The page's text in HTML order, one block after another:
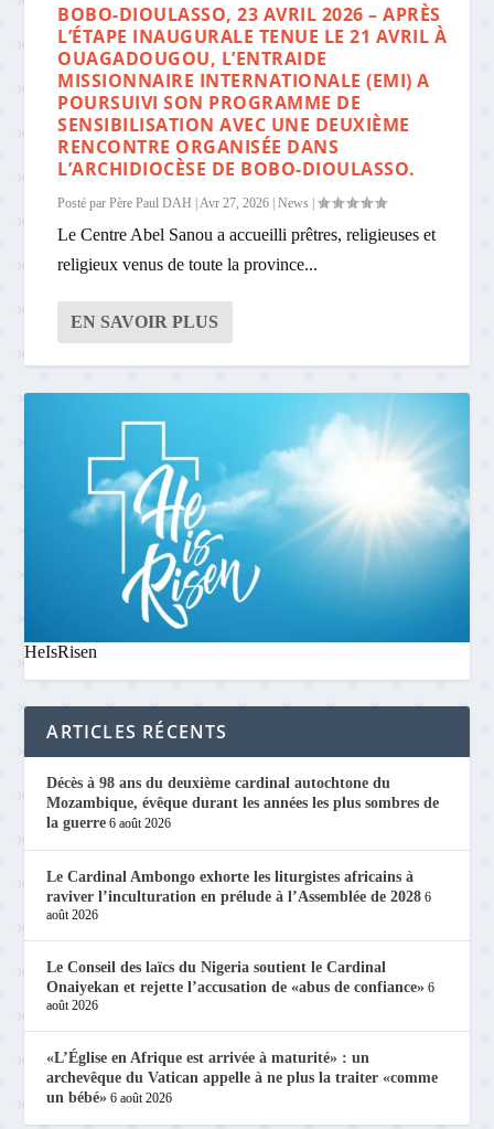
BOBO-DIOULASSO, 23 AVRIL 2026 – APRÈS
L’ÉTAPE INAUGURALE TENUE LE 21 AVRIL À
OUAGADOUGOU, L’ENTRAIDE
MISSIONNAIRE INTERNATIONALE (EMI) A
POURSUIVI SON PROGRAMME DE
SENSIBILISATION AVEC UNE DEUXIÈME
RENCONTRE ORGANISÉE DANS
L’ARCHIDIOCÈSE DE BOBO-DIOULASSO.
Posté parPère Paul DAH | Avr 27, 2026 |News |
Le Centre Abel Sanou a accueilli prêtres, religieuses et
religieux venus de toute la province...
EN SAVOIR PLUS
HeIsRisen
ARTICLES RÉCENTS
Décès à 98 ans du deuxième cardinal autochtone du
Mozambique, évêque durant les années les plus sombres de
la guerre 6 août 2026
Le Cardinal Ambongo exhorte les liturgistes africains à
raviver l’inculturation en prélude à l’Assemblée de 2028 6
août 2026
Le Conseil des laïcs du Nigeria soutient le Cardinal
Onaiyekan et rejette l’accusation de «abus de confiance» 6
août 2026
«L’Église en Afrique est arrivée à maturité» : un
archevêque du Vatican appelle à ne plus la traiter «comme
un bébé» 6 août 2026